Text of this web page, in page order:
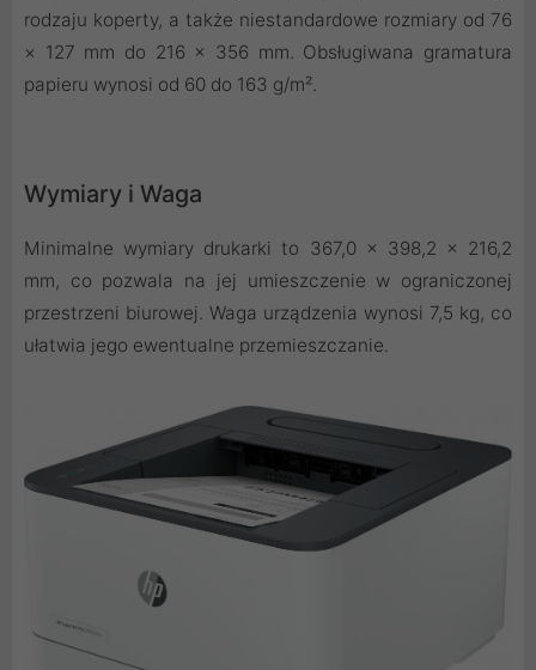
rodzaju koperty, a także niestandardowe rozmiary od 76
× 127 mm do 216 × 356 mm. Obsługiwana gramatura
papieru wynosi od 60 do 163 g/m².
Wymiary i Waga
Minimalne wymiary drukarki to 367,0 × 398,2 × 216,2
mm, co pozwala na jej umieszczenie w ograniczonej
przestrzeni biurowej. Waga urządzenia wynosi 7,5 kg, co
ułatwia jego ewentualne przemieszczanie.